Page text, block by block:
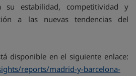
su estabilidad, competitividad y
a las nuevas tendencias del
disponible en el siguiente enlace:
reports/madrid-y-barcelona-